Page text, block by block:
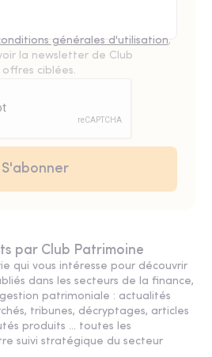
générales d'utilisation,
la newsletter de Club
ciblées.
par Club Patrimoine
qui vous intéresse pour découvrir
dans les secteurs de la finance,
patrimoniale : actualités
tribunes, décryptages, articles
produits ... toutes les
suivi stratégique du secteur